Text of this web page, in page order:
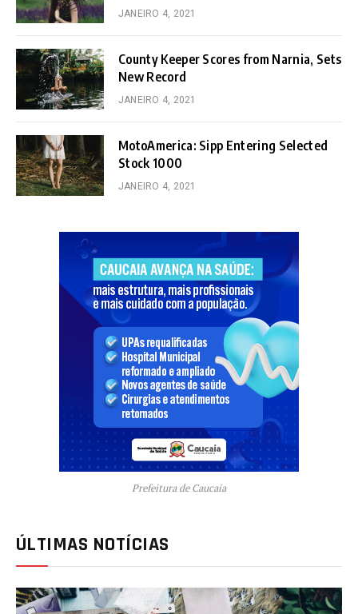
JANEIRO 4, 2021
County Keeper Scores from Narnia, Sets
New Record
JANEIRO 4, 2021
MotoAmerica: Sipp Entering Selected
Stock 1000
JANEIRO 4, 2021
Prefeitura de Caucaia
ÚLTIMAS NOTÍCIAS